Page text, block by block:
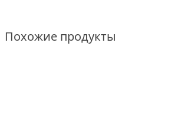
Похожие продукты